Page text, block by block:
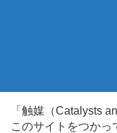
「触媒（Catalysts
このサイトをつか